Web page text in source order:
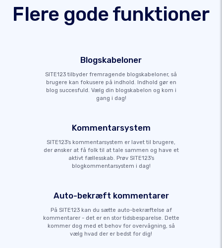
Flere gode funktioner
Blogskabeloner
SITE123 tilbyder fremragende blogskabeloner, så
brugere kan fokusere på indhold. Indhold gør en
blog succesfuld. Vælg din blogskabelon og kom i
gang i dag!
Kommentarsystem
SITE123's kommentarsystem er lavet til brugere,
der ønsker at få folk til at tale sammen og have et
aktivt fællesskab. Prøv SITE123's
blogkommentarsystem i dag!
Auto-bekræft kommentarer
På SITE123 kan du sætte auto-bekræftelse af
kommentarer - det er en stor tidsbesparelse. Dette
kommer dog med et behov for overvågning, så
vælg hvad der er bedst for dig!